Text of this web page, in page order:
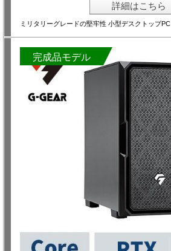
詳細はこちら
ミリタリーグレードの堅牢性 小型デスクトップPC
完成品モデル